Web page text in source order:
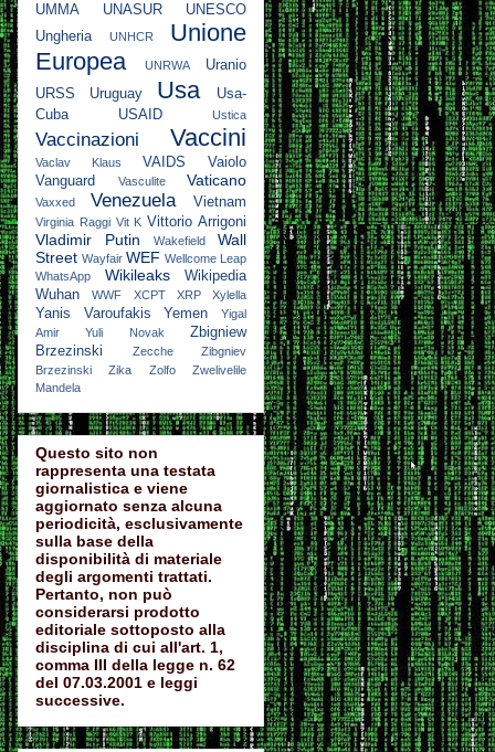
UMMA UNASUR
UNESCO
Ungheria
UNHCR
Unione
Europea
UNRWA
Uranio
URSS
Uruguay Usa
Usa-
Cuba
USAID Ustica
Vaccinazioni Vaccini
Vaclav Klaus VAIDS
Vaiolo
Vanguard
Vasculite Vaticano
Vaxxed Venezuela Vietnam
Virginia Raggi Vit K Vittorio Arrigoni
Vladimir Putin Wakefield
Wall
Street Wayfair WEF Wellcome Leap
WhatsApp
Wikileaks
Wikipedia
Wuhan
WWF XCPT XRP Xylella
Yanis Varoufakis Yemen
Yigal
Amir
Yuli Novak
Zbigniew
Brzezinski
Zecche
Zibgniev
Brzezinski
Zika Zolfo
Zwelivelile
Mandela
Questo sito non
rappresenta una testata
giornalistica e viene
aggiornato senza alcuna
periodicità, esclusivamente
sulla base della
disponibilità di materiale
degli argomenti trattati.
Pertanto, non può
considerarsi prodotto
editoriale sottoposto alla
disciplina di cui all'art. 1,
comma III della legge n. 62
del 07.03.2001 e leggi
successive.